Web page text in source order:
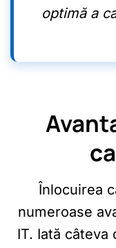
optimă a
Înlocuirea
numeroase
IT. Iată